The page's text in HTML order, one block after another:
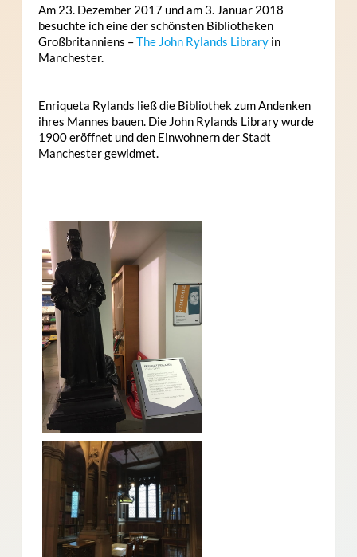
Am 23. Dezember 2017 und am 3. Januar 2018
besuchte ich eine der schönsten Bibliotheken
Großbritanniens –The John Rylands Libraryin
Manchester.
Enriqueta Rylands ließ die Bibliothek zum Andenken
ihres Mannes bauen. Die John Rylands Library wurde
1900 eröffnet und den Einwohnern der Stadt
Manchester gewidmet.